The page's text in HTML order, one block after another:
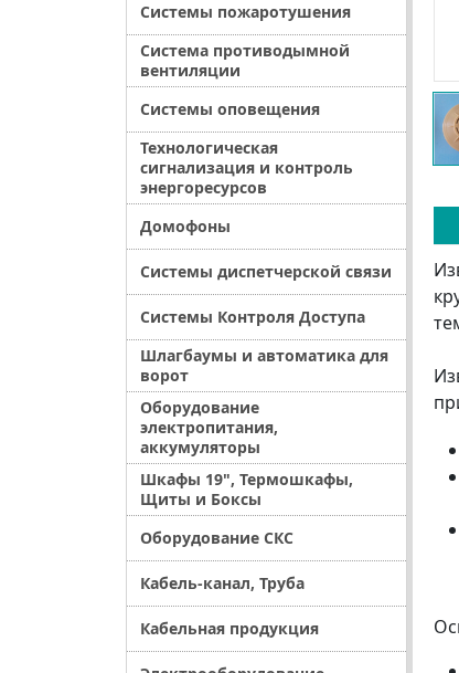
Системы пожаротушения
Система противодымной
вентиляции
Системы оповещения
Технологическая
сигнализация и контроль
энергоресурсов
Домофоны
Системы диспетчерской связи
Системы Контроля Доступа
Шлагбаумы и автоматика для
ворот
Оборудование
электропитания,
аккумуляторы
Шкафы 19", Термошкафы,
Щиты и Боксы
Оборудование СКС
Кабель-канал, Труба
Кабельная продукция